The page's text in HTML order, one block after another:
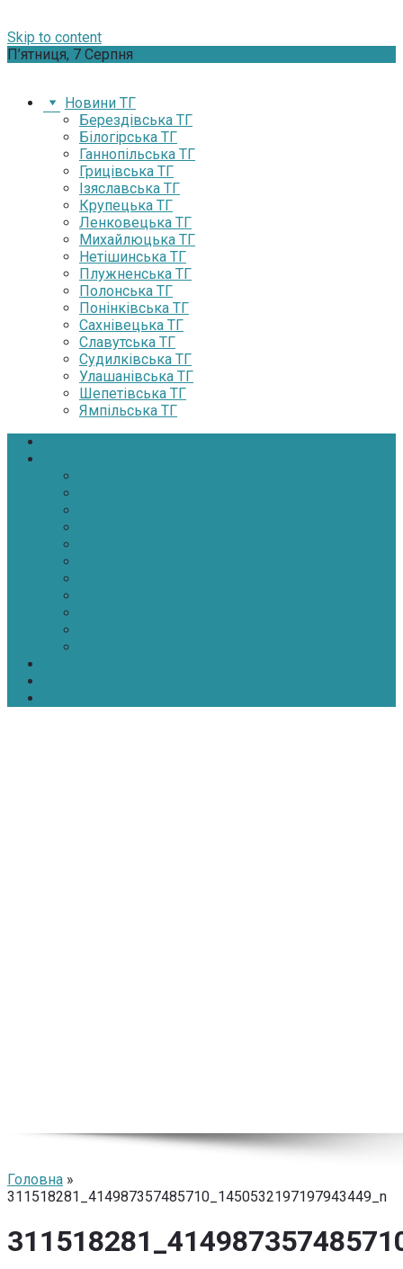
Skip to content
П’ятниця, 7 Серпня
Новини ТГ
Берездівська ТГ
Білогірська ТГ
Ганнопільська ТГ
Грицівська ТГ
Ізяславська ТГ
Крупецька ТГ
Ленковецька ТГ
Михайлюцька ТГ
Нетішинська ТГ
Плужненська ТГ
Полонська ТГ
Понінківська ТГ
Сахнівецька ТГ
Славутська ТГ
Судилківська ТГ
Улашанівська ТГ
Шепетівська ТГ
Ямпільська ТГ
Головна »
311518281_414987357485710_1450532197197943449_n